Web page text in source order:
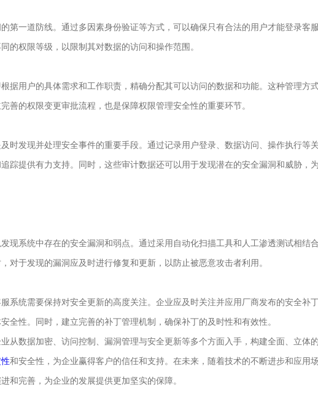
一道防线。通过多因素身份验证等方式，可以确保只有合法的用户才能登录客
的权限等级，以限制其对数据的访问和操作范围。
用户的具体需求和工作职责，精确分配其可以访问的数据和功能。这种管理方
善的权限变更审批流程，也是保障权限管理安全性的重要环节。
发现并处理安全事件的重要手段。通过记录用户登录、数据访问、操作执行等
踪提供有力支持。同时，这些审计数据还可以用于发现潜在的安全漏洞和威胁，
系统中存在的安全漏洞和弱点。通过采用自动化扫描工具和人工渗透测试相结
对于发现的漏洞应及时进行修复和更新，以防止被恶意攻击者利用。
统需要保持对安全更新的高度关注。企业应及时关注并应用厂商发布的安全补
全性。同时，建立完善的补丁管理机制，确保补丁的及时性和有效性。
数据加密、访问控制、漏洞管理与安全更新等多个方面入手，构建全面、立体
和安全性，为企业赢得客户的信任和支持。在未来，随着技术的不断进步和应用
和完善，为企业的发展提供更加坚实的保障。